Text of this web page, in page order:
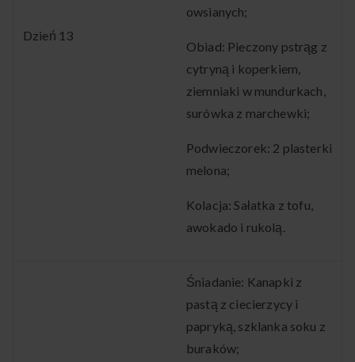
Dzień 13
owsianych;
Obiad: Pieczony pstrąg z
cytryną i koperkiem,
ziemniaki w mundurkach,
surówka z marchewki;
Podwieczorek: 2 plasterki
melona;
Kolacja: Sałatka z tofu,
awokado i rukolą.
Śniadanie: Kanapki z
pastą z ciecierzycy i
papryką, szklanka soku z
buraków;